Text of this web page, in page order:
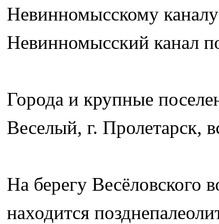
Невинномысскому
Невинномысский канал
Города и крупные
Веселый, г. Пролетарск,
На берегу Весёловского
находится